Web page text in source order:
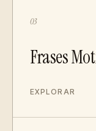
03
Frases
EXPLORAR